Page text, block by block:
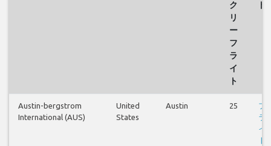
ク
リ
ー
フ
ラ
イ
ト
ト
Austin-bergstrom
International (AUS)
United
States
Austin 25
フ
ラ
イ
ト